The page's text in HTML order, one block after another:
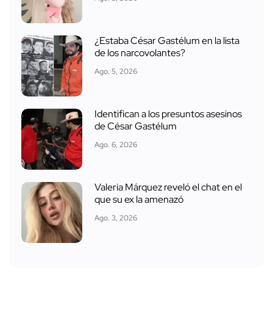
¿Estaba César Gastélum en la lista
de los narcovolantes?
Ago. 5, 2026
Identifican a los presuntos asesinos
de César Gastélum
Ago. 6, 2026
Valeria Márquez reveló el chat en el
que su ex la amenazó
Ago. 3, 2026